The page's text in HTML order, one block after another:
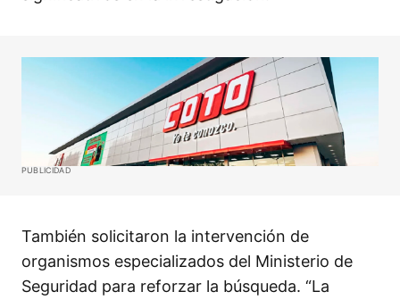
PUBLICIDAD
También solicitaron la intervención de
organismos especializados del Ministerio de
Seguridad para reforzar la búsqueda. “La